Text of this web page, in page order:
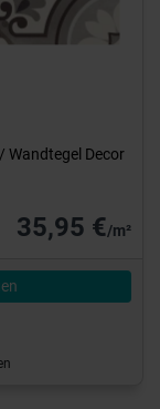
Wandtegel Decor
35,95 €/m²